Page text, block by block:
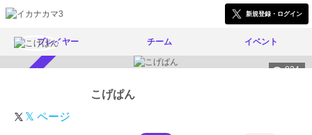
新規登録・ログイン
プレイヤー チーム イベント
824
こげぱん
𝕏 ページ